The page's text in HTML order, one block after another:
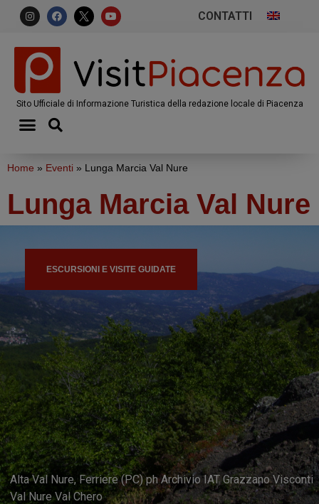
CONTATTI
Sito Ufficiale di Informazione Turistica della redazione locale di Piacenza
Home » Eventi » Lunga Marcia Val Nure
Lunga Marcia Val Nure
ESCURSIONI E VISITE GUIDATE
Alta Val Nure, Ferriere (PC) ph Archivio IAT Grazzano Visconti
Val Nure Val Chero